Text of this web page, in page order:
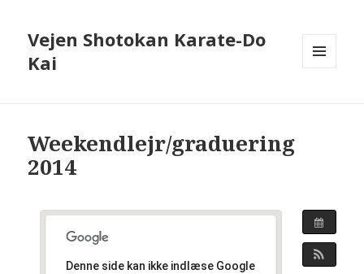
Vejen Shotokan Karate-Do
Kai
Weekendlejr/graduering
2014
Denne side kan ikke indlæse Google